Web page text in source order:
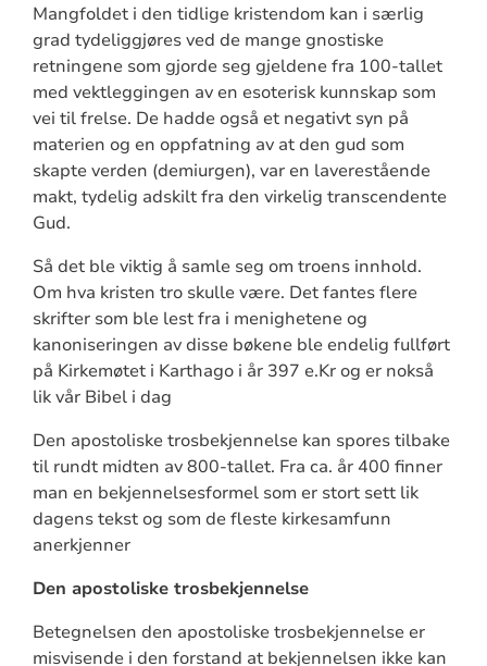
Mangfoldet i den tidlige kristendom kan i særlig
grad tydeliggjøres ved de mange gnostiske
retningene som gjorde seg gjeldene fra 100-tallet
med vektleggingen av en esoterisk kunnskap som
vei til frelse. De hadde også et negativt syn på
materien og en oppfatning av at den gud som
skapte verden (demiurgen), var en laverestående
makt, tydelig adskilt fra den virkelig transcendente
Gud.
Så det ble viktig å samle seg om troens innhold.
Om hva kristen tro skulle være. Det fantes flere
skrifter som ble lest fra i menighetene og
kanoniseringen av disse bøkene ble endelig fullført
på Kirkemøtet i Karthago i år 397 e.Kr og er nokså
lik vår Bibel i dag
Den apostoliske trosbekjennelse kan spores tilbake
til rundt midten av 800-tallet. Fra ca. år 400 finner
man en bekjennelsesformel som er stort sett lik
dagens tekst og som de fleste kirkesamfunn
anerkjenner
Den apostoliske trosbekjennelse
Betegnelsen den apostoliske trosbekjennelse er
misvisende i den forstand at bekjennelsen ikke kan